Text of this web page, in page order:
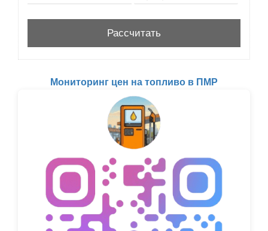
Мониторинг цен на топливо в ПМР